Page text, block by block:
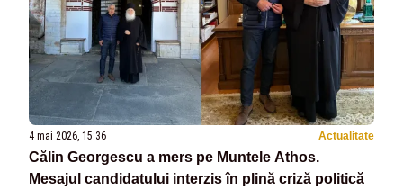
4 mai 2026, 15:36 Actualitate
Călin Georgescu a mers pe Muntele Athos.
Mesajul candidatului interzis în plină criză politică